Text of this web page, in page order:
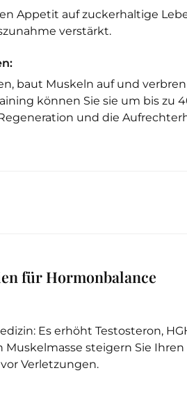
Appetit auf zuckerhaltige
verstärkt.
baut Muskeln auf und
können Sie sie um bis zu
und die
für Hormonbalance
Es erhöht Testosteron,
steigern Sie
Verletzungen.